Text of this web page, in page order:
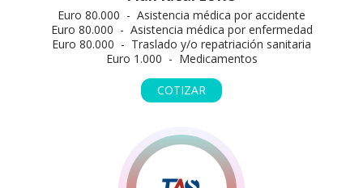
Euro 80.000 - Asistencia médica por accidente
Euro 80.000 - Asistencia médica por enfermedad
Euro 80.000 - Traslado y/o repatriación sanitaria
Euro 1.000 - Medicamentos
COTIZAR